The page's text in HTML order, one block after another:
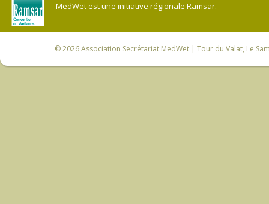
MedWet est une initiative régionale Ramsar.
© 2026Association Secrétariat MedWet | Tour du Valat, Le